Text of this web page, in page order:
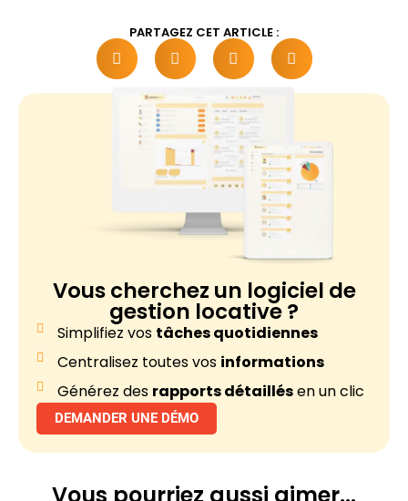
PARTAGEZ CET ARTICLE :
Vous cherchez un logiciel de
gestion locative ?
Simplifiez vos tâches quotidiennes
Centralisez toutes vos informations
Générez des rapports détaillésen un clic
DEMANDER UNE DÉMO
Vous pourriez aussi aimer...